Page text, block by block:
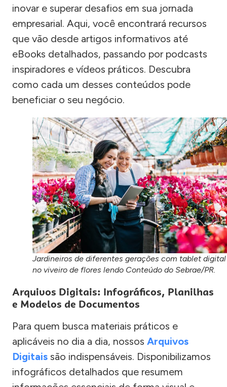
inovar e superar desafios em sua jornada
empresarial. Aqui, você encontrará recursos
que vão desde artigos informativos até
eBooks detalhados, passando por podcasts
inspiradores e vídeos práticos. Descubra
como cada um desses conteúdos pode
beneficiar o seu negócio.
Jardineiros de diferentes gerações com tablet digital
no viveiro de flores lendo Conteúdo do Sebrae/PR.
Arquivos Digitais: Infográficos, Planilhas
e Modelos de Documentos
Para quem busca materiais práticos e
aplicáveis no dia a dia, nossos Arquivos
Digitais são indispensáveis. Disponibilizamos
infográficos detalhados que resumem